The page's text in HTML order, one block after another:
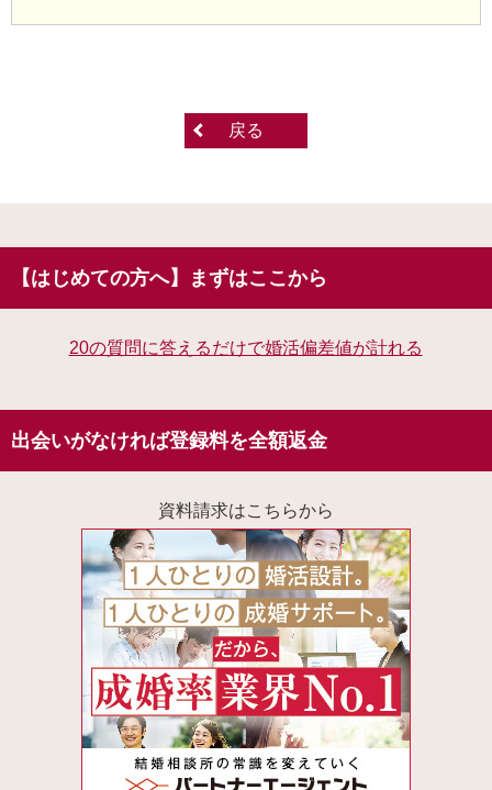
戻る
【はじめての方へ】まずはここから
20の質問に答えるだけで婚活偏差値が計れる
出会いがなければ登録料を全額返金
資料請求はこちらから